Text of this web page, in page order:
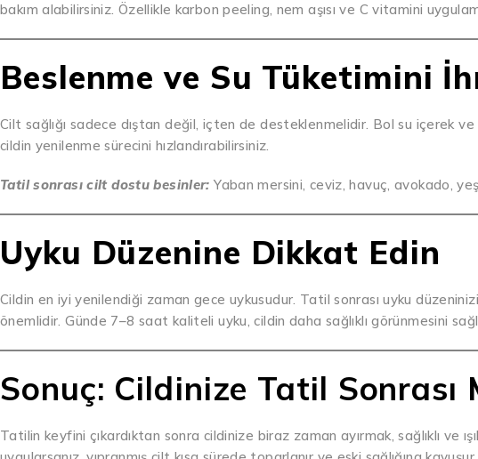
bakım alabilirsiniz. Özellikle karbon peeling, nem aşısı ve C vitamini
Beslenme ve Su Tüketimini
Cilt sağlığı sadece dıştan değil, içten de desteklenmelidir. Bol su içerek
cildin yenilenme sürecini hızlandırabilirsiniz.
Tatil sonrası cilt dostu besinler: Yaban mersini, ceviz, havuç, avokado,
Uyku Düzenine Dikkat Edin
Cildin en iyi yenilendiği zaman gece uykusudur. Tatil sonrası uyku
önemlidir. Günde 7–8 saat kaliteli uyku, cildin daha sağlıklı görünmesini
Sonuç: Cildinize Tatil Sonrası
Tatilin keyfini çıkardıktan sonra cildinize biraz zaman ayırmak, sağlıklı ve